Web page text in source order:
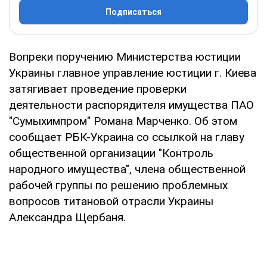
Подписаться
Вопреки поручению Министерства юстиции
Украины главное управление юстиции г. Киева
затягивает проведение проверки
деятельности распорядителя имущества ПАО
"Сумыхимпром" Романа Марченко. Об этом
сообщает РБК-Украина со ссылкой на главу
общественной организации "Контроль
народного имущества", члена общественной
рабочей группы по решению проблемных
вопросов титановой отрасли Украины
Александра Щербаня.